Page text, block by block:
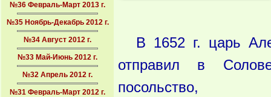
№36 Февраль-Март 2013 г.
№35 Ноябрь-Декабрь 2012 г.
№34 Август 2012 г.
№33 Май-Июнь 2012 г.
№32 Апрель 2012 г.
№31 Февраль-Март 2012 г.
В 1652 г. царь
отправил в
посольство,